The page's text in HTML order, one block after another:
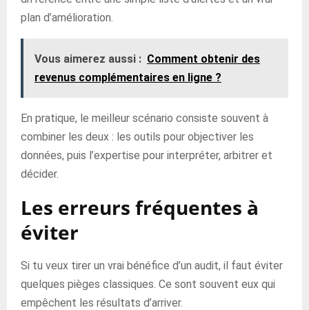
plan d’amélioration.
Vous aimerez aussi : Comment obtenir des
revenus complémentaires en ligne ?
En pratique, le meilleur scénario consiste souvent à
combiner les deux : les outils pour objectiver les
données, puis l’expertise pour interpréter, arbitrer et
décider.
Les erreurs fréquentes à
éviter
Si tu veux tirer un vrai bénéfice d’un audit, il faut éviter
quelques pièges classiques. Ce sont souvent eux qui
empêchent les résultats d’arriver.